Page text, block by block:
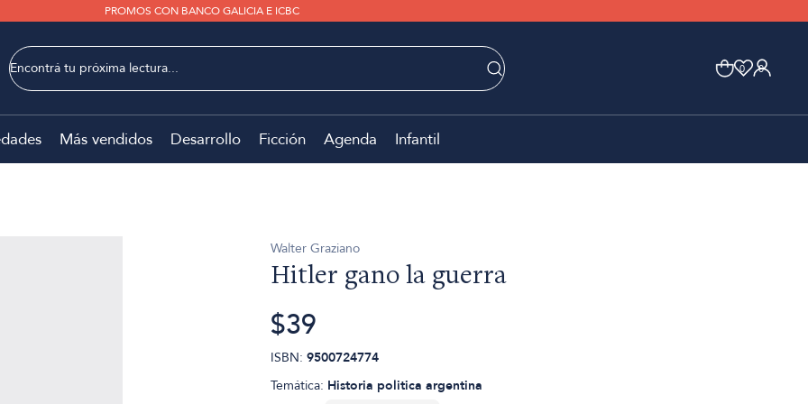
PROMOS CON BANCO GALICIA E ICBC
0 0
Más vendidos Desarrollo Ficción Agenda Infantil
Walter Graziano
Hitler gano la guerra
$39
ISBN: 9500724774
Temática: Historia politica argentina